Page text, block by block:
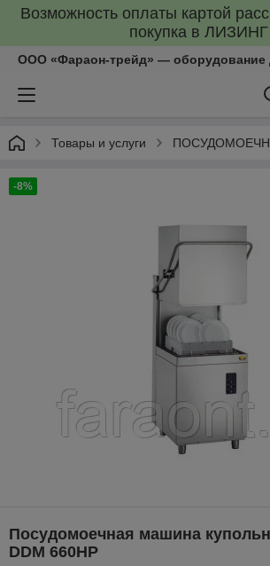
Возможность оплаты картой
покупка в ЛИЗИНГ
ООО «Фараон-трейд»‎ — оборудование
Товары и услуги
-8%
Посудомоечная машина
DDM 660HP